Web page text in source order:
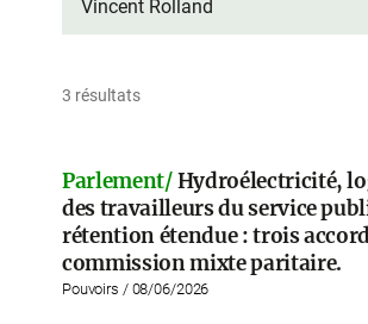
3 résultats
Parlement/Hydroélectricité,
des travailleurs du service
rétention étendue : trois
commission mixte paritaire.
Pouvoirs / 08/06/2026